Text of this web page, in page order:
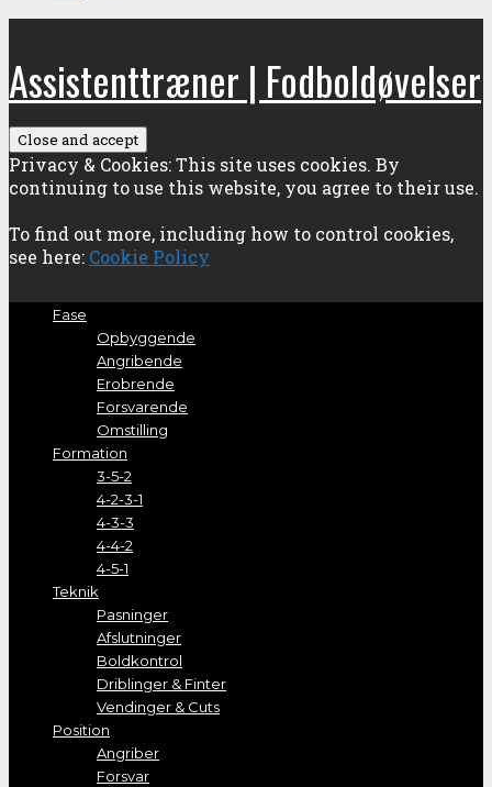
Assistenttræner | Fodboldøvelser
Privacy & Cookies: This site uses cookies. By
continuing to use this website, you agree to their use.
To find out more, including how to control cookies,
see here: Cookie Policy
Fase
Opbyggende
Angribende
Erobrende
Forsvarende
Omstilling
Formation
3-5-2
4-2-3-1
4-3-3
4-4-2
4-5-1
Teknik
Pasninger
Afslutninger
Boldkontrol
Driblinger & Finter
Vendinger & Cuts
Position
Angriber
Forsvar